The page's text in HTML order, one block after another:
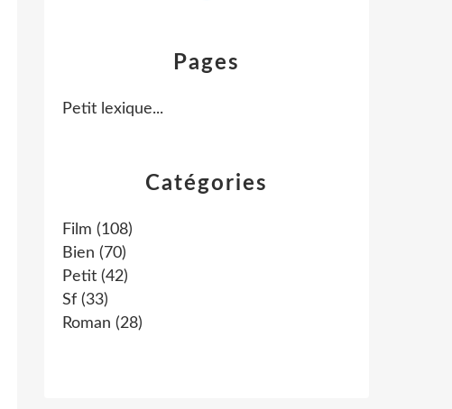
Catégories
Film (108)
Bien (70)
Petit (42)
Sf (33)
Roman (28)
Pages
Petit lexique...